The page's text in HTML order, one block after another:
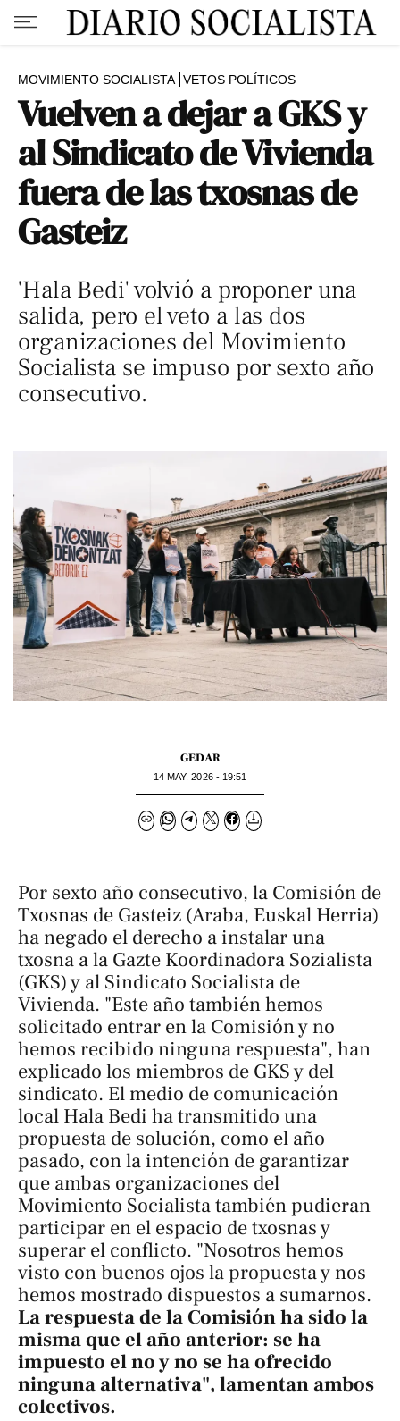
MOVIMIENTO SOCIALISTA VETOS POLÍTICOS
Vuelven a dejar a GKS y
al Sindicato de Vivienda
fuera de las txosnas de
Gasteiz
'Hala Bedi' volvió a proponer una
salida, pero el veto a las dos
organizaciones del Movimiento
Socialista se impuso por sexto año
consecutivo.
GEDAR
14 MAY. 2026 - 19:51
Por sexto año consecutivo, la Comisión de
Txosnas de Gasteiz (Araba, Euskal Herria)
ha negado el derecho a instalar una
txosna a la Gazte Koordinadora Sozialista
(GKS) y al Sindicato Socialista de
Vivienda. "Este año también hemos
solicitado entrar en la Comisión y no
hemos recibido ninguna respuesta", han
explicado los miembros de GKS y del
sindicato. El medio de comunicación
local Hala Bedi ha transmitido una
propuesta de solución, como el año
pasado, con la intención de garantizar
que ambas organizaciones del
Movimiento Socialista también pudieran
participar en el espacio de txosnas y
superar el conflicto. "Nosotros hemos
visto con buenos ojos la propuesta y nos
hemos mostrado dispuestos a sumarnos.
La respuesta de la Comisión ha sido la
misma que el año anterior: se ha
impuesto el no y no se ha ofrecido
ninguna alternativa", lamentan ambos
colectivos.